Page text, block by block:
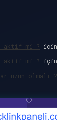
aktif mi ? için
aktif mi ? için
uzun olmalı ?